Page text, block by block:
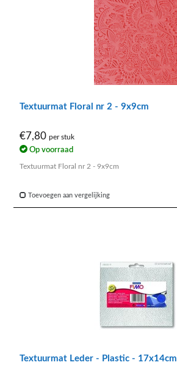
Textuurmat Floral nr 2 - 9x9cm
€7,80 per stuk
Op voorraad
Textuurmat Floral nr 2 - 9x9cm
Toevoegen aan vergelijking
Textuurmat Leder - Plastic - 17x14cm